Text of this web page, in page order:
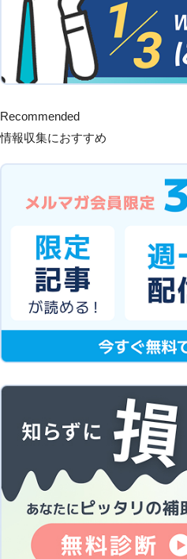
Recommended
情報収集におすすめ